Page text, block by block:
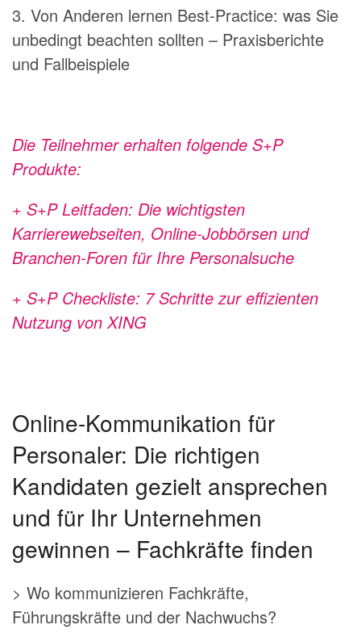
3. Von Anderen lernen Best-Practice: was Sie
unbedingt beachten sollten – Praxisberichte
und Fallbeispiele
Die Teilnehmer erhalten folgende S+P
Produkte:
+ S+P Leitfaden: Die wichtigsten
Karrierewebseiten, Online-Jobbörsen und
Branchen-Foren für Ihre Personalsuche
+ S+P Checkliste: 7 Schritte zur effizienten
Nutzung von XING
Online-Kommunikation für
Personaler: Die richtigen
Kandidaten gezielt ansprechen
und für Ihr Unternehmen
gewinnen – Fachkräfte finden
> Wo kommunizieren Fachkräfte,
Führungskräfte und der Nachwuchs?